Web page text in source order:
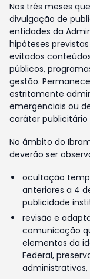
Nos três meses
divulgação de
entidades da
hipóteses
evitados
públicos,
gestão.
estritamente
emergenciais ou
caráter
No âmbito do
deverão ser
ocultação
anteriores a 4
publicidade
revisão e
comunicação
elementos da
Federal,